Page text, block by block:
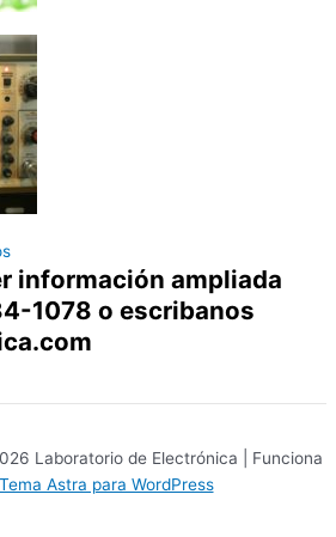
información ampliada
1078 o escribanos
Laboratorio de Electrónica | Funciona
Tema Astra para WordPress